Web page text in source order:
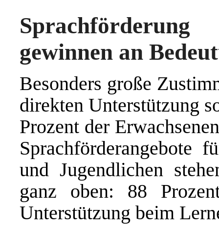
gewinnen an
Besonders große
direkten Unterstützung
Prozent der
und Jugendlichen
ganz oben: 88
Unterstützung beim